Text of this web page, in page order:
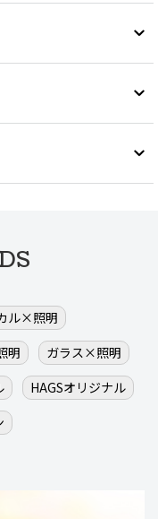
ル×照明
明
ガラス×照明
HAGSオリジナル